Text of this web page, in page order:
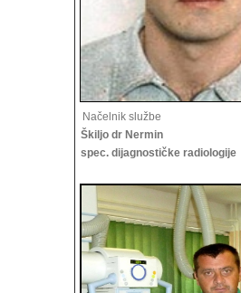
Načelnik službe
Škiljo dr Nermin
spec. dijagnostičke radiologije